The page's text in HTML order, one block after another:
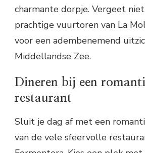
charmante dorpje. Vergeet
prachtige vuurtoren van La
voor een adembenemend
Middellandse Zee.
Dineren bij een
restaurant
Sluit je dag af met een
van de vele sfeervolle